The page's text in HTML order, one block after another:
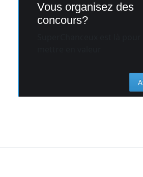
Vous organisez des
concours?